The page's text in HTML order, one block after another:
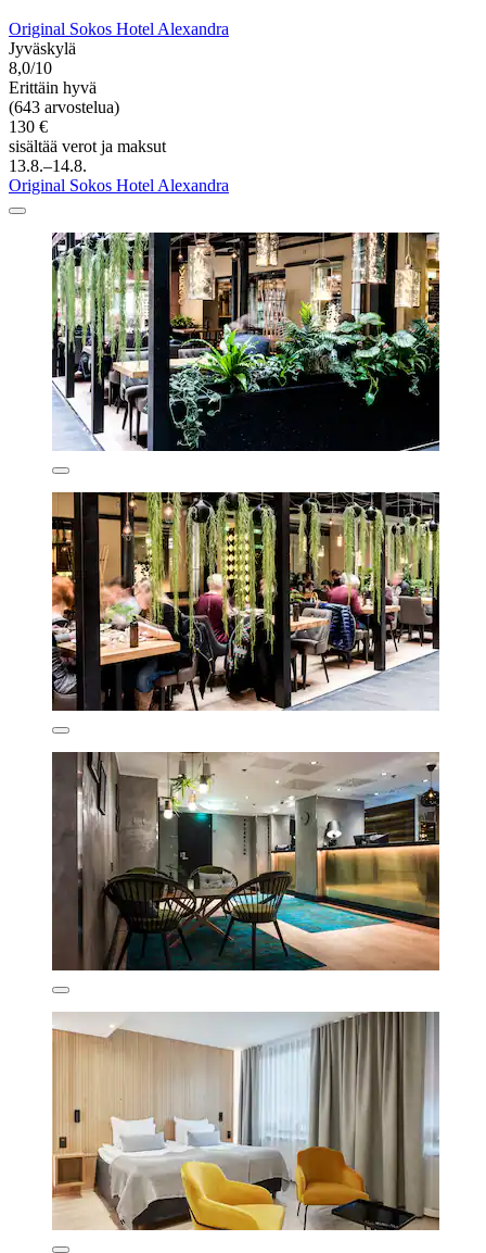
Original Sokos Hotel Alexandra
Jyväskylä
8,0/10
Erittäin hyvä
(643 arvostelua)
130 €
sisältää verot ja maksut
13.8.–14.8.
Original Sokos Hotel Alexandra